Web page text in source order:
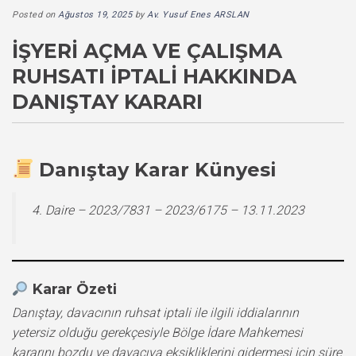
Posted on Ağustos 19, 2025byAv. Yusuf Enes ARSLAN
İŞYERI AÇMA VE ÇALIŞMA
RUHSATI İPTALI HAKKINDA
DANIŞTAY KARARI
Danıştay Karar Künyesi
4. Daire – 2023/7831 – 2023/6175 – 13.11.2023
Karar Özeti
Danıştay, davacının ruhsat iptali ile ilgili iddialarının
yetersiz olduğu gerekçesiyle Bölge İdare Mahkemesi
kararını bozdu ve davacıya eksikliklerini gidermesi için süre